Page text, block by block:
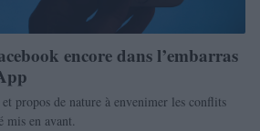
encore dans l’embarras
propos de nature à envenimer les conflits
mis en avant.